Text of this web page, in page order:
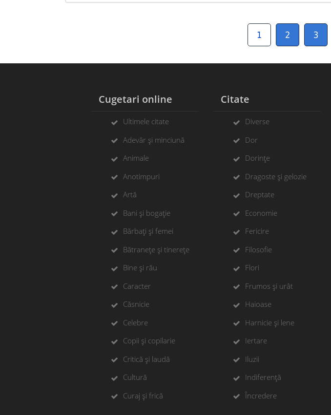
1 2 3
Cugetari online
Ultimele citate
Adevăr și minciună
Animale
Anotimpuri
Artă
Bani și bogație
Bărbați și femei
Bătranețe și tinerețe
Bine și rău
Caracter
Căsnicie
Celebre
Copii și copilarie
Critică și laudă
Cultură
Curaj și frică
Citate
Diverse
Dor
Dorințe
Dragoste și gelozie
Dreptate
Economie
Fericire
Filosofie
Flori
Frumos și urât
Haioase
Harnicie și lene
Iertare
Iluzii
Indiferență
Încredere